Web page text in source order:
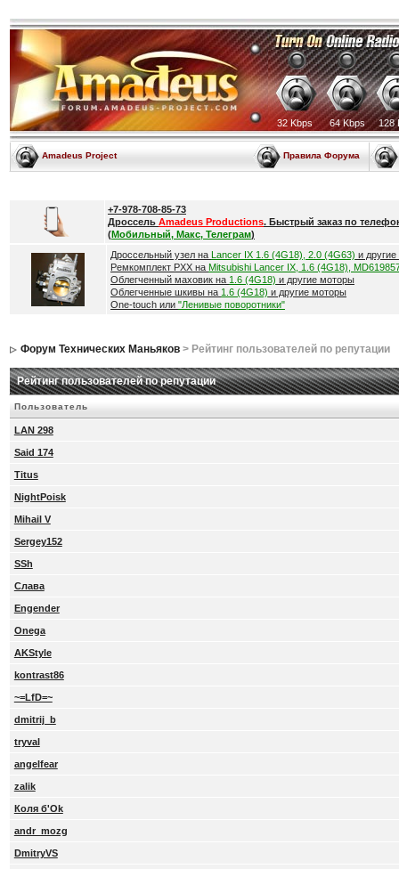
32 Kbps 64 Kbps 128
Amadeus Project Правила Форума
+7-978-708-85-73
Дроссель Amadeus Productions. Быстрый заказ по
(Мобильный, Макс, Телеграм)
Дроссельный узел на Lancer IX 1.6 (4G18), 2.0 (4G63) и
Ремкомплект РХХ на Mitsubishi Lancer IX, 1.6 (4G18),
Облегченный маховик на 1.6 (4G18) и другие моторы
Облегченные шкивы на 1.6 (4G18) и другие моторы
One-touch или "Ленивые поворотники"
Форум Технических Маньяков> Рейтинг пользователей по репутации
Рейтинг пользователей по репутации
Пользователь
LAN 298
Said 174
Titus
NightPoisk
Mihail V
Sergey152
SSh
Слава
Engender
Onega
AKStyle
kontrast86
~=LfD=~
dmitrij_b
tryval
angelfear
zalik
Коля б'Ok
andr_mozg
DmitryVS